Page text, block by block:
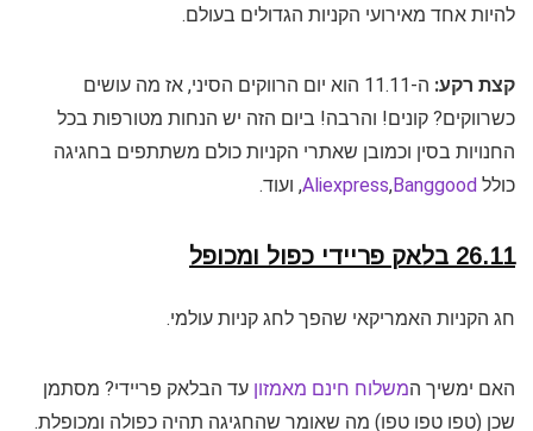
להיות אחד מאירועי הקניות הגדולים בעולם.
קצת רקע:
ה-11.11 הוא יום הרווקים הסיני, אז מה עושים
כשרווקים? קונים! והרבה! ביום הזה יש הנחות מטורפות בכל
החנויות בסין וכמובן שאתרי הקניות כולם משתתפים בחגיגה
כולל
Aliexpress,Banggood , ועוד.
26.11 בלאק פריידי כפול ומכופל
חג הקניות האמריקאי שהפך לחג קניות עולמי.
האם ימשיך המשלוח חינם מאמזון עד הבלאק פריידי? מסתמן
שכן (טפו טפו טפו) מה שאומר שהחגיגה תהיה כפולה ומכופלת.